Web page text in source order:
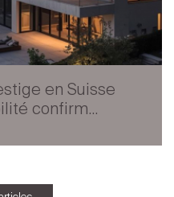
en Suisse
confirm...